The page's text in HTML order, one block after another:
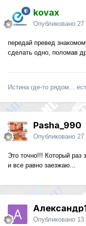
kovax
Опубликовано 27
передай превед
сделать одно, поломав
Истина где-то рядом...
Pasha_990
Опубликовано 27
Это точно!!! Который раз
и все равно заезжаю...
Опубликовано 13